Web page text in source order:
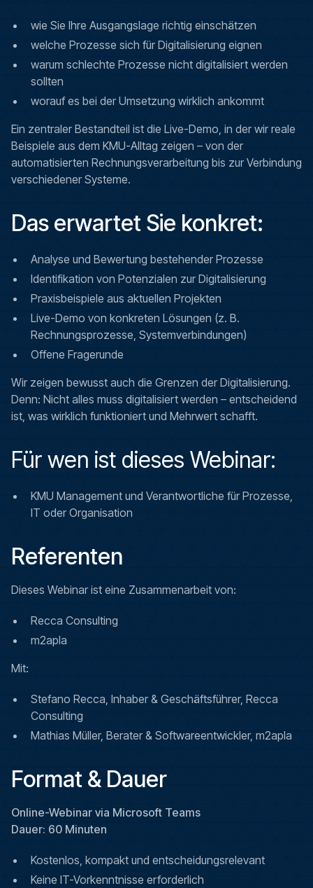
wie Sie Ihre Ausgangslage richtig einschätzen
welche Prozesse sich für Digitalisierung eignen
warum schlechte Prozesse nicht digitalisiert werden
sollten
worauf es bei der Umsetzung wirklich ankommt
Ein zentraler Bestandteil ist die Live-Demo, in der wir reale
Beispiele aus dem KMU-Alltag zeigen – von der
automatisierten Rechnungsverarbeitung bis zur Verbindung
verschiedener Systeme.
Das erwartet Sie konkret:
Analyse und Bewertung bestehender Prozesse
Identifikation von Potenzialen zur Digitalisierung
Praxisbeispiele aus aktuellen Projekten
Live-Demo von konkreten Lösungen (z. B.
Rechnungsprozesse, Systemverbindungen)
Offene Fragerunde
Wir zeigen bewusst auch die Grenzen der Digitalisierung.
Denn: Nicht alles muss digitalisiert werden – entscheidend
ist, was wirklich funktioniert und Mehrwert schafft.
Für wen ist dieses Webinar:
KMU Management und Verantwortliche für Prozesse,
IT oder Organisation
Referenten
Dieses Webinar ist eine Zusammenarbeit von:
Recca Consulting
m2apla
Mit:
Stefano Recca, Inhaber & Geschäftsführer, Recca
Consulting
Mathias Müller, Berater & Softwareentwickler, m2apla
Format & Dauer
Online-Webinar via Microsoft Teams
Dauer: 60 Minuten
Kostenlos, kompakt und entscheidungsrelevant
Keine IT-Vorkenntnisse erforderlich